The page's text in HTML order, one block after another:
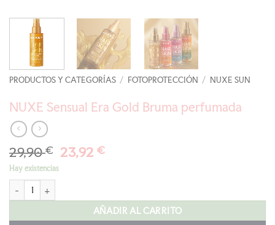
PRODUCTOS Y CATEGORÍAS / FOTOPROTECCIÓN / NUXE SUN
NUXE Sensual Era Gold Bruma perfumada
29,90€ El
29,90 €.
23,92€El
23,92 €.
Hay existencias
NUXE Sensual Era Gold Bruma perfumada cantidad
AÑADIR AL CARRITO